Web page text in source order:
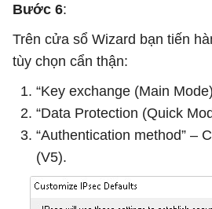
Bước 6:
Trên cửa sổ Wizard bạn tiến
tùy chọn cẩn thận:
“Key exchange (Main
“Data Protection (Quick
“Authentication method” –
(V5).